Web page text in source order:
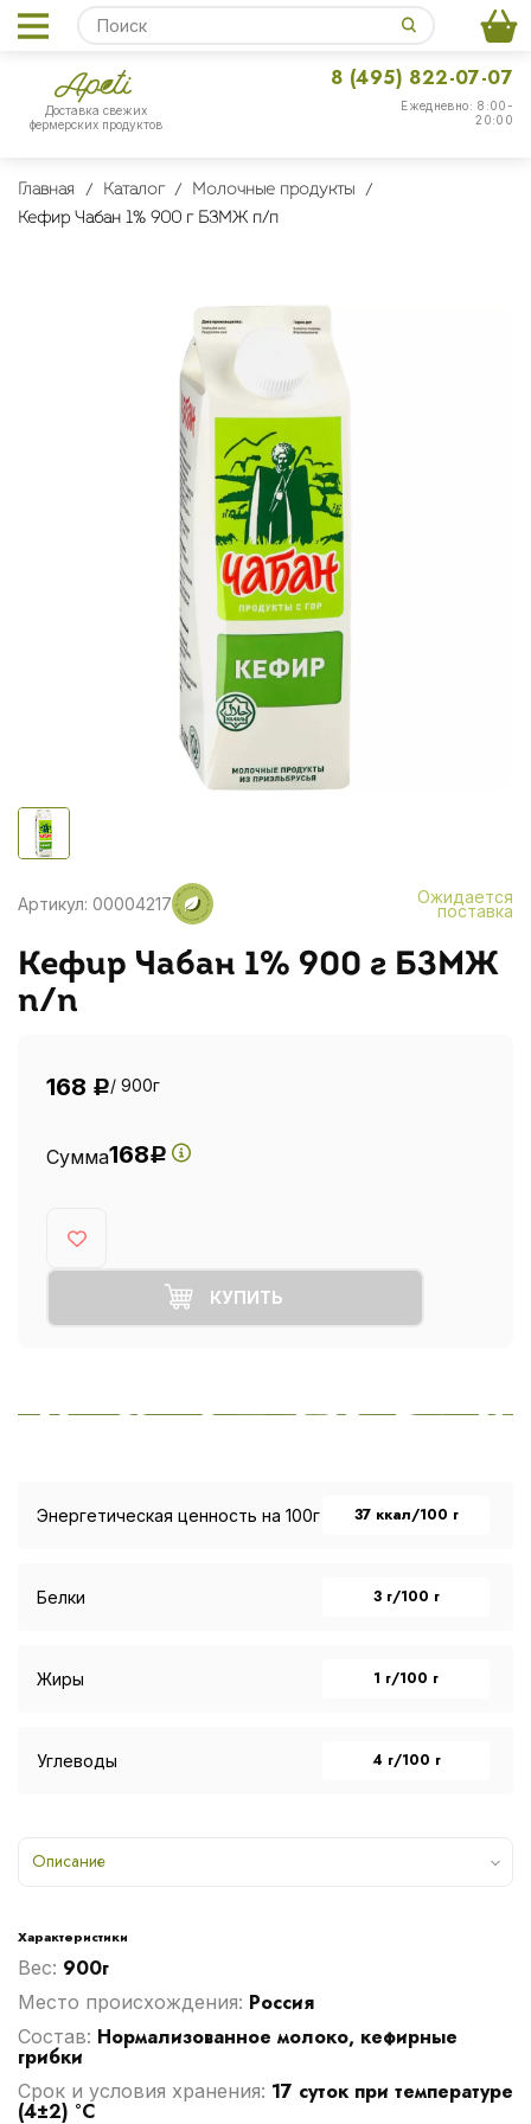
Доставка свежих
фермерских продуктов
Ежедневно: 8:00-
20:00
8 (495) 822-07-07
Главная Каталог
Молочные продукты
Кефир Чабан 1% 900 г БЗМЖ п/п
Артикул: 00004217 Ожидается
поставка
Кефир Чабан 1% 900 г БЗМЖ
п/п
168 Р/ 900г
Сумма168Р
КУПИТЬ
Энергетическая ценность на 100г 37 ккал/100 г
Белки 3 г/100 г
Жиры 1 г/100 г
Углеводы 4 г/100 г
Описание
Характеристики
Вес: 900г
Место происхождения: Россия
Cостав: Нормализованное молоко, кефирные
грибки
Срок и условия хранения: 17 суток при температуре
(4±2) °С